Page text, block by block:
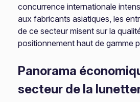
concurrence internationale
aux fabricants asiatiques, les
de ce secteur misent sur la
positionnement haut de gamme
Panorama
secteur de la